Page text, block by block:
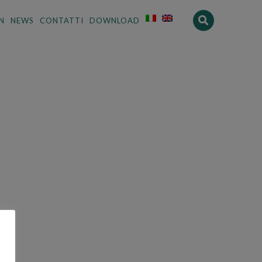
NEWS CONTATTI DOWNLOAD